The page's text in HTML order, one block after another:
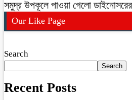
সমুদ্র উপকূলে পাওয়া গেলো
Our Like Page
Search
Search
Recent Posts